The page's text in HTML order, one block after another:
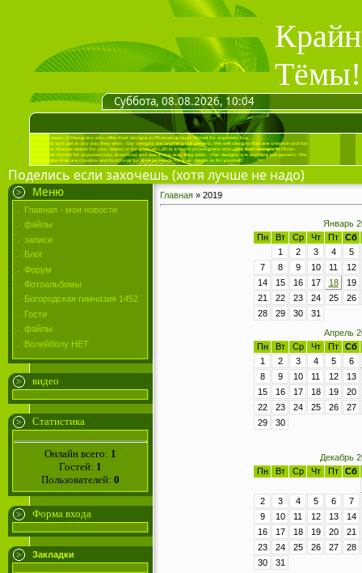
Суббота, 08.08.2026, 10:04
Поделись если захочешь (хотя лучше не надо)
Меню
Главная - мои новости
файлы
записи
Блог
Форум
Фотоальбомы
Богородская гимназия 1452
Гости
файлы
Волейболу НЕТ
видео
Статистика
Онлайн всего: 1
Гостей: 1
Пользователей: 0
Форма входа
Закладки
Главная » 2019
Январь
Пн
Вт Ср Чт Пт
Сб
1
2 3 4
5
7
8 9 10 11
12
14
15 16 17 18
19
21
22 23 24 25
26
28
29 30
31
Апрель
Пн
Вт Ср Чт Пт
Сб
1
2 3 4 5
6
8
9 10 11 12
13
15
16 17 18 19
20
22
23 24 25 26
27
29
30
Декабрь
Пн
Вт Ср Чт Пт Сб
2 3 4 5 6
7
9
10 11 12 13
14
16
17 18 19 20
21
23
24 25 26 27
28
30
31